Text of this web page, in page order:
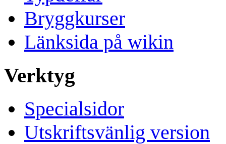
Bryggkurser
Länksida på wikin
Verktyg
Specialsidor
Utskriftsvänlig version